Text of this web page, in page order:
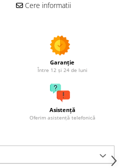
Cere informatii
Garanție
Între 12 și 24 de luni
Asistență
Oferim asistență telefonică